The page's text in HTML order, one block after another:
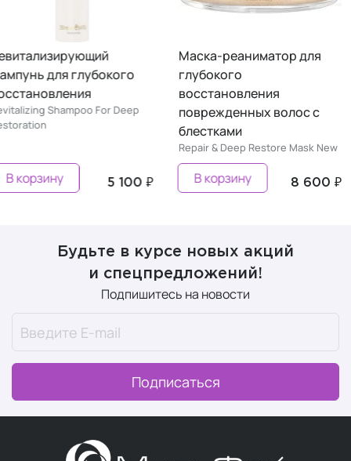
Ревитализирующий
шампунь для глубокого
восстановления
Revitalizing Shampoo For Deep
Restoration
5 100 ₽
В корзину
Маска-реаниматор для
глубокого
восстановления
поврежденных волос с
блестками
Repair & Deep Restore Mask
8
В корзину
Будьте в курсе новых акций
и спецпредложений!
Подпишитесь на новости
Подписаться